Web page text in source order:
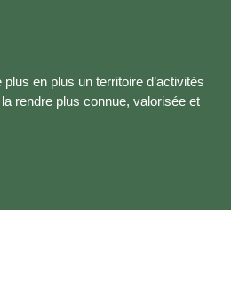
en plus un territoire d’activités
rendre plus connue, valorisée et